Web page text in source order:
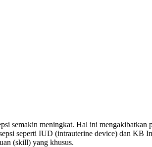
semakin meningkat. Hal ini mengakibatkan
seperti IUD (intrauterine device) dan KB
(skill) yang khusus.